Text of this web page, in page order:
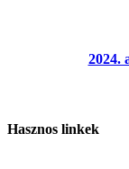
2024.
Hasznos linkek